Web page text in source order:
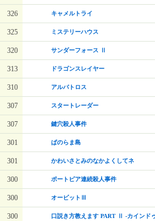
326 キャメルトライ
325 ミステリーハウス
320 サンダーフォース Ⅱ
313 ドラゴンスレイヤー
310 アルバトロス
307 スタートレーダー
307 鍵穴殺人事件
301 ぱのらま島
301 かわいさとみのなかよくしてネ
300 ポートピア連続殺人事件
300 オービットⅢ
300 口説き方教えます PART Ⅱ -カインド